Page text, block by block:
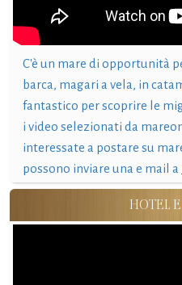
C'è un mare di opportunità
barca, magari a vela, in
fantastico per scoprire le
i video selezionati da
interessate a postare su
possono inviare una e mail a
HOTEL